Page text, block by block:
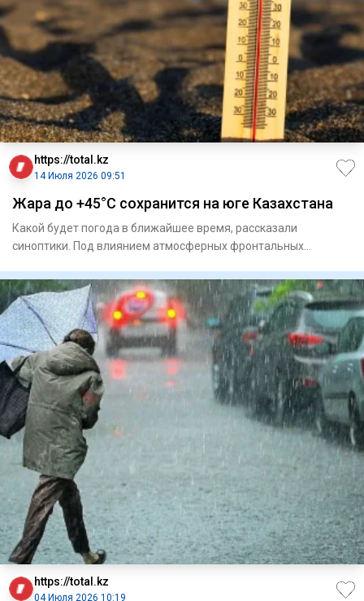
https://total.kz
14 Июля 2026 09:51
Жара до +45°С сохранится на юге Казахстана
Какой будет погода в ближайшее время, рассказали
синоптики. Под влиянием атмосферных фронтальных
https://total.kz
04 Июля 2026 10:19